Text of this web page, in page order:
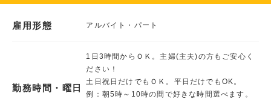
雇用形態 アルバイト・パート
勤務時間・曜日
1日3時間からＯＫ。主婦(主夫)の方もご安心く
ださい！
土日祝日だけでもＯＫ。平日だけでもOK。
例：朝5時～10時の間で好きな時間選べます。